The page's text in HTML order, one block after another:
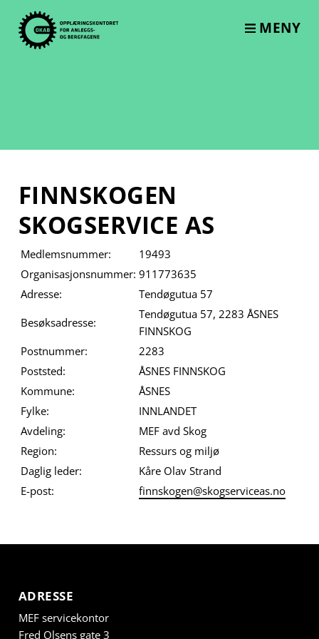
content
MENY
FINNSKOGEN
SKOGSERVICE AS
Medlemsnummer:
19493
Organisasjonsnummer: 911773635
Adresse:
Tendøgutua 57
Besøksadresse:
Tendøgutua 57, 2283 ÅSNES
FINNSKOG
Postnummer:
2283
Poststed:
ÅSNES FINNSKOG
Kommune:
ÅSNES
Fylke:
INNLANDET
Avdeling:
MEF avd Skog
Region:
Ressurs og miljø
Daglig leder:
Kåre Olav Strand
E-post:
finnskogen@skogserviceas.no
ADRESSE
MEF servicekontor
Fred Olsens gate 3